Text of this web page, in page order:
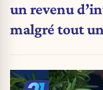
un revenu
malgré tout